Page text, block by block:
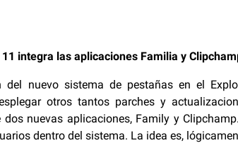
integra las aplicaciones Familia y
nuevo sistema de pestañas en el
otros tantos parches y
nuevas aplicaciones, Family y
dentro del sistema. La idea es,